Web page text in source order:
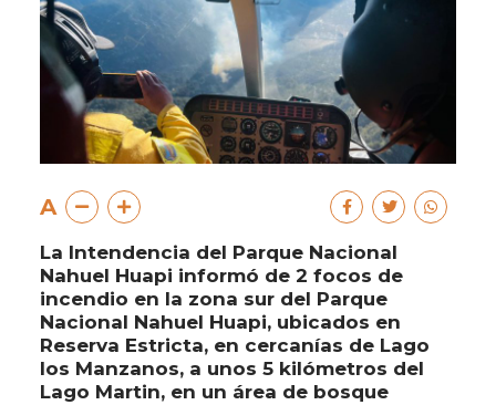
A
La Intendencia del Parque Nacional
Nahuel Huapi informó de 2 focos de
incendio en la zona sur del Parque
Nacional Nahuel Huapi, ubicados en
Reserva Estricta, en cercanías de Lago
los Manzanos, a unos 5 kilómetros del
Lago Martin, en un área de bosque